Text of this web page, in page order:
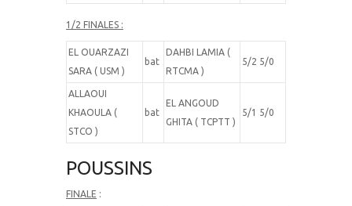
1/2 FINALES :
EL OUARZAZI
SARA ( USM )
bat
DAHBI LAMIA (
RTCMA )
5/2 5/0
ALLAOUI
KHAOULA (
STCO )
bat
EL ANGOUD
GHITA ( TCPTT )
5/1 5/0
POUSSINS
FINALE :